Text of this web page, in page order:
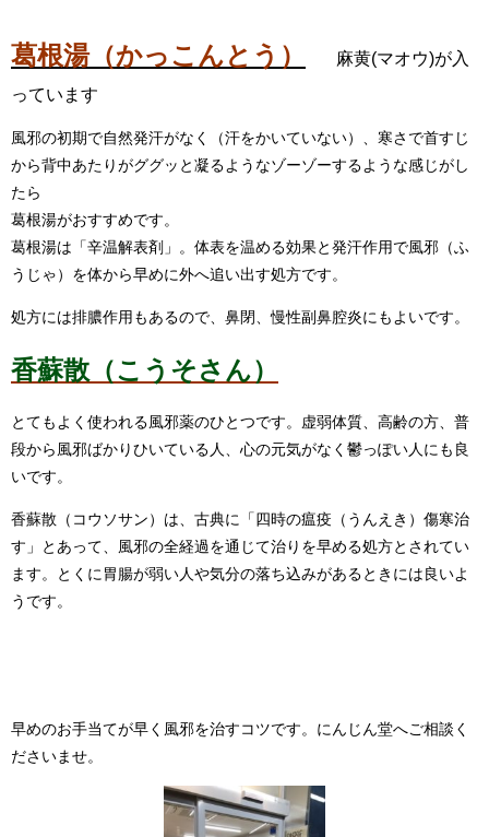
葛根湯（かっこんとう） 麻黄(マオウ)が入
っています
風邪の初期で自然発汗がなく（汗をかいていない）、寒さで首すじ
から背中あたりがググッと凝るようなゾーゾーするような感じがし
たら
葛根湯がおすすめです。
葛根湯は「辛温解表剤」。体表を温める効果と発汗作用で風邪（ふ
うじゃ）を体から早めに外へ追い出す処方です。
処方には排膿作用もあるので、鼻閉、慢性副鼻腔炎にもよいです。
香蘇散（こうそさん）
とてもよく使われる風邪薬のひとつです。虚弱体質、高齢の方、普
段から風邪ばかりひいている人、心の元気がなく鬱っぽい人にも良
いです。
香蘇散（コウソサン）は、古典に「四時の瘟疫（うんえき）傷寒治
す」とあって、風邪の全経過を通じて治りを早める処方とされてい
ます。とくに胃腸が弱い人や気分の落ち込みがあるときには良いよ
うです。
早めのお手当てが早く風邪を治すコツです。にんじん堂へご相談く
ださいませ。